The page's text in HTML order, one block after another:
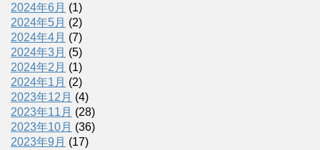
2024年6月 (1)
2024年5月 (2)
2024年4月 (7)
2024年3月 (5)
2024年2月 (1)
2024年1月 (2)
2023年12月 (4)
2023年11月 (28)
2023年10月 (36)
2023年9月 (17)